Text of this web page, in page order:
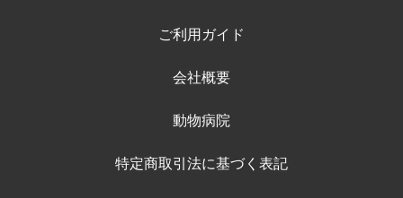
ご利用ガイド
会社概要
動物病院
特定商取引法に基づく表記